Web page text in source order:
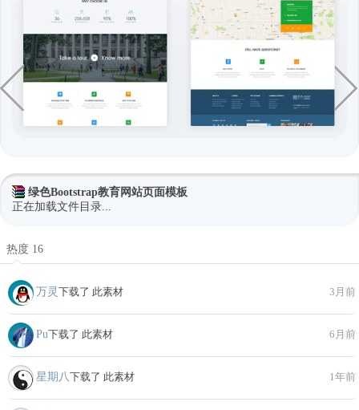
绿色Bootstrap教育网站页面模板
正在加载文件目录...
热度 16
万灵 下载了 此素材 3月前
Pu下载了 此素材 6月前
星期八下载了 此素材 1年前